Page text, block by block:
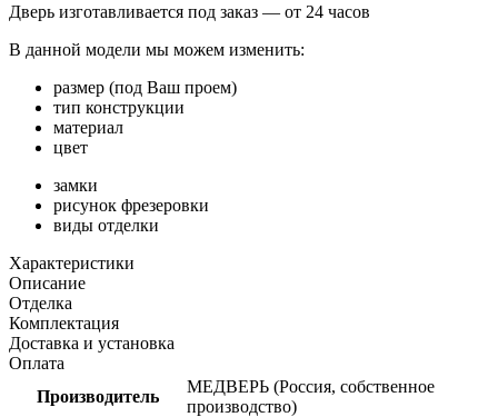
Дверь изготавливается под заказ — от 24 часов
В данной модели мы можем изменить:
размер (под Ваш проем)
тип конструкции
материал
цвет
замки
рисунок фрезеровки
виды отделки
Характеристики
Описание
Отделка
Комплектация
Доставка и установка
Оплата
Производитель
МЕДВЕРЬ (Россия, собственное
производство)